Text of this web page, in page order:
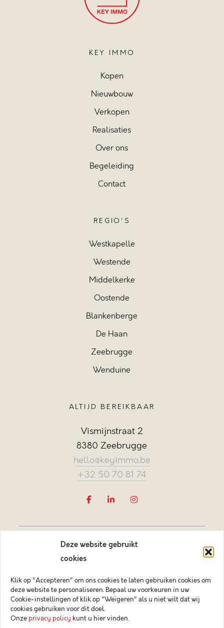
Deze website gebruikt
cookies
Klik op "Accepteren" om ons cookies te laten gebruiken cookies om
deze website te personaliseren. Bepaal uw voorkeuren in uw
Cookie-instellingen of klik op "Weigeren" als u niet wilt dat wij
cookies gebruiken voor dit doel.
Onze privacy policy kunt u hier vinden.
KEY IMMO
Kopen
Nieuwbouw
Verkopen
Realisaties
Over ons
Begeleiding
Contact
REGIO'S
Westkapelle
Westende
Middelkerke
Oostende
Blankenberge
De Haan
Zeebrugge
Wenduine
ALTIJD BEREIKBAAR
Vismijnstraat 2
8380 Zeebrugge
hello@keyimmo.be
+32 50 70 81 74
Vastgoedmakelaar-bemiddelaar BIV België BIV 505084
Ondernemingsnummer BTW-BE 0878.744.081 BA &
borgstelling via NV AXA Belgium (polisnr. 730.390.160)